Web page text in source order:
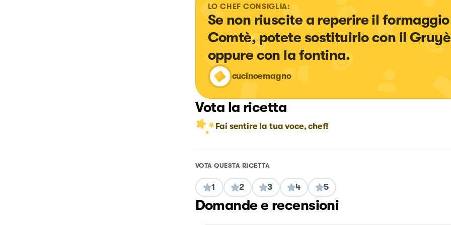
LO CHEF CONSIGLIA:
Se non riuscite a reperire il
Comtè, potete sostituirlo con il
oppure con la fontina.
cucinoemagno
Vota la ricetta
Fai sentire la tua voce, chef!
VOTA QUESTA RICETTA
1 2 3 4 5
Domande e recensioni